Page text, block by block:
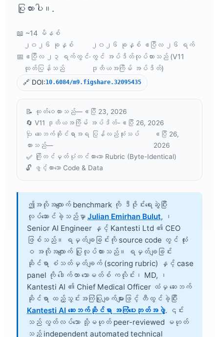
ပြုထားပါ။.
📖 ~14 မိနစ်
📅
၂၀၂၆ ခုနှစ်
ဧပြီလ ၂၃ ရက်တွင်
ထုတ်ပြန်သည်
·
၂၀၂၆ ခုနှစ် ဧပြီလ ၂၆ ရက်
တွင် အပ်ဒိတ်လုပ်ထားသည် (V11
ဒုတိယအကြိမ် အပ်ဒိတ်)
🔗 DOI:10.6084/m9.figshare.32095435
📝 ထုတ်ဝေထားသည်—ဧပြီ 23, 2026
🔄 V11 ဒုတိယအကြိမ် အပ်ဒိတ်-ဧပြီ 26, 2026
🩺 ဆေးဘက်ဆိုင်ရာအရ ပြန်လည်သုံးသပ်
ထားသည်—
ဧပြီ 26,
2026
✅ ကြိုတင်မှတ်ပုံတင်ထားသော Rubric (Byte-Identical)
🔓 ဖွင့်ထားသော Code & Data
ဤအလိုအလျောက် benchmark ကို ဒီဇိုင်းရေးဆွဲပြီး
လုပ်ဆောင်ခဲ့သည်မှာ Julian Emirhan Bulut, ၊
Senior AI Engineer နှင့် Kantesti Ltd ၏ CEO
ဖြစ်သည်။ ရမှတ်ချခြင်းကို source code တွင် လုံး
ဝ အလိုအလျောက် ပြုလုပ်ထားသည်။ ရမှတ်ချခြင်း
ဆိုင်ရာ စံသတ်မှတ်ချက် (scoring rubric) နှင့် case
panel ကိုဒေါက်တာ သောမတ်စ် ကလိုင်း၊ MD, ၊
Kantesti AI ၏ Chief Medical Officer ထံမှ ဆေးဘက်
ဆိုင်ရာ ထည့်သွင်းအကြံပြုချက်များဖြင့် တီထွင်ခဲ့ပြီး
Kantesti AI ဆေးဘက်ဆိုင်ရာ အကြံပေးဘုတ်အဖွဲ့. ၎င်း
သည် လွတ်လပ်သော သို့မဟုတ် peer-reviewed မဟုတ်
သည့် independent automated technical